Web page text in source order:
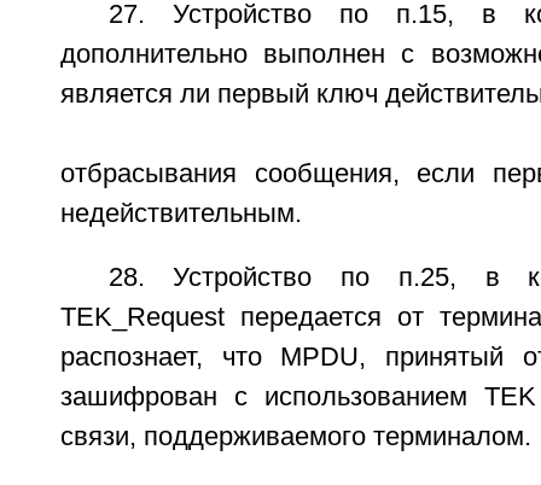
27. Устройство по п.15, в
дополнительно выполнен с
является ли первый ключ
отбрасывания сообщения, если
недействительным.
28. Устройство по п.25, в
TEK_Request передается от
распознает, что MPDU, принятый
зашифрован с использованием
связи, поддерживаемого терминалом.